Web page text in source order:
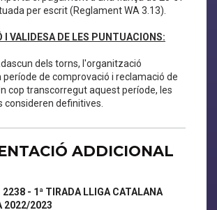
per escrit (Reglament WA 3.13).
I VALIDESA DE LES PUNTUACIONS:
dels torns, l'organització
de comprovació i reclamació de
cop transcorregut aquest període, les
consideren definitives.
ADDICIONAL
2238 - 1ª TIRADA LLIGA CATALANA
2022/2023